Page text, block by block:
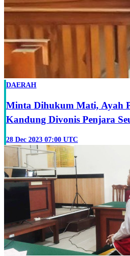
DAERAH
Minta Dihukum Mati, Ayah
Kandung Divonis Penjara
28 Dec 2023 07:00 UTC